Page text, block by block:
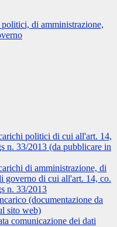
di amministrazione,
politici di cui all'art. 14,
n. 33/2013 (da pubblicare in
di amministrazione, di
governo di cui all'art. 14, co.
n. 33/2013
(documentazione da
sito web)
comunicazione dei dati